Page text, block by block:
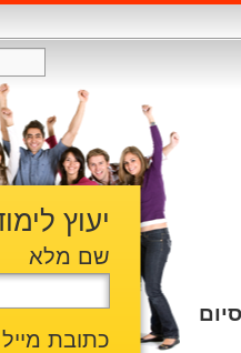
יעוץ
שם מלא
כתובת מייל